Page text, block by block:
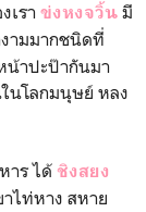
เรา ข่งหงจวิ้น มี
ามมากชนิดที่
น้าปะป๊ากันมา
นโลกมนุษย์ หลง
ร ได้ ชิงสยง
ไท่หาง สหาย